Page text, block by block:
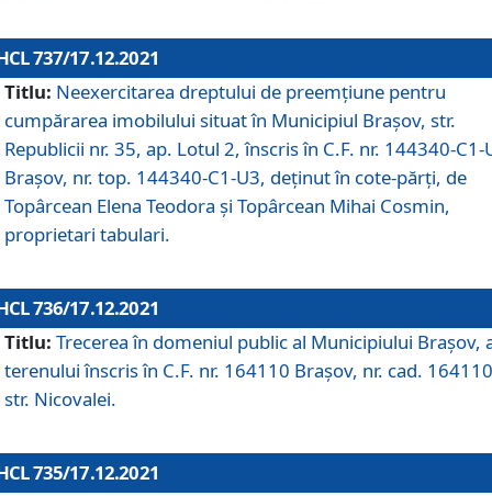
737/17.12.2021
Titlu: Neexercitarea dreptului de preemţiune pentru
cumpărarea imobilului situat în Municipiul Braşov, str.
Republicii nr. 35, ap. Lotul 2, înscris în C.F. nr. 144340-C1-
Brașov, nr. top. 144340-C1-U3, deținut în cote-părți, de
Topârcean Elena Teodora și Topârcean Mihai Cosmin,
proprietari tabulari.
736/17.12.2021
Titlu: Trecerea în domeniul public al Municipiului Braşov,
terenului înscris în C.F. nr. 164110 Brașov, nr. cad.
str. Nicovalei.
735/17.12.2021